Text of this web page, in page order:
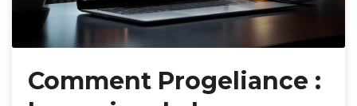
Comment Progeliance :